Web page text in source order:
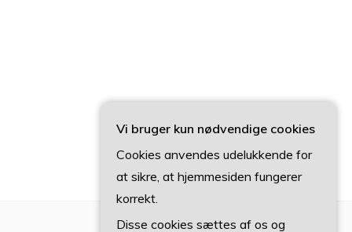
Vi bruger kun nødvendige cookies
Cookies anvendes udelukkende for
at sikre, at hjemmesiden fungerer
korrekt.
Disse cookies sættes af os og